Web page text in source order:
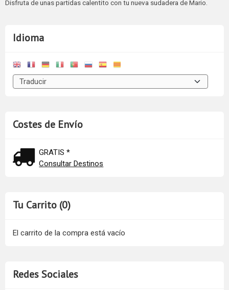
Idioma
Costes de Envío
GRATIS *
Consultar Destinos
Tu Carrito (0)
El carrito de la compra está vacío
Redes Sociales
Disfruta de unas partidas calentito con tu nueva sudadera de Mario.